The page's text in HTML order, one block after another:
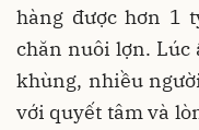
hàng được hơn 1
chăn nuôi lợn. Lúc
khùng, nhiều
với quyết tâm và